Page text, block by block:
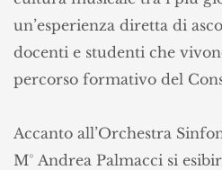
un’esperienza diretta di
docenti e studenti che
percorso formativo del
Accanto all’Orchestra
M° Andrea Palmacci si